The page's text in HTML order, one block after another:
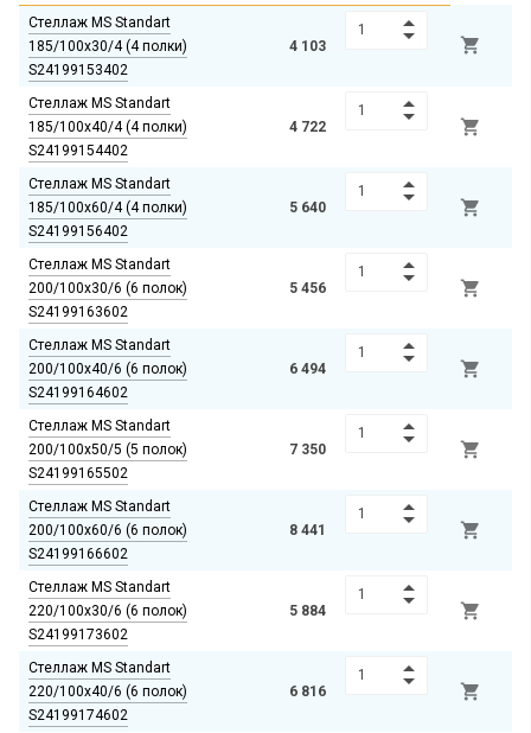
Стеллаж MS Standart
185/100х30/4 (4 полки)
S24199153402
4 103 
Стеллаж MS Standart
185/100х40/4 (4 полки)
S24199154402
4 722 
Стеллаж MS Standart
185/100х60/4 (4 полки)
S24199156402
5 640 
Стеллаж MS Standart
200/100х30/6 (6 полок)
S24199163602
5 456 
Стеллаж MS Standart
200/100х40/6 (6 полок)
S24199164602
6 494 
Стеллаж MS Standart
200/100х50/5 (5 полок)
S24199165502
7 350 
Стеллаж MS Standart
200/100х60/6 (6 полок)
S24199166602
8 441 
Стеллаж MS Standart
220/100х30/6 (6 полок)
S24199173602
5 884 
Стеллаж MS Standart
220/100х40/6 (6 полок)
S24199174602
6 816 